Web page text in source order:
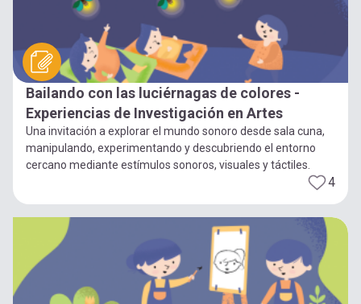
Bailando con las luciérnagas de colores -
Experiencias de Investigación en Artes
Una invitación a explorar el mundo sonoro desde sala cuna,
manipulando, experimentando y descubriendo el entorno
cercano mediante estímulos sonoros, visuales y táctiles.
4